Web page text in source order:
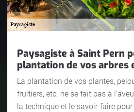
Paysagiste à Saint Pern
plantation de vos arbres
La plantation de vos plantes,
fruitiers, etc. ne se fait pas à
la technique et le savoir-faire